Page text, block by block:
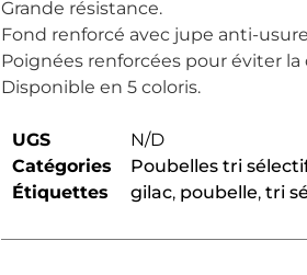
Grande résistance.
Fond renforcé avec jupe anti-
Poignées renforcées pour éviter
Disponible en 5 coloris.
UGS
N/D
Catégories
Poubelles tri
Étiquettes
gilac, poubelle, tri